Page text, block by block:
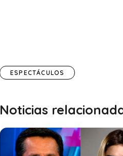
ESPECTÁCULOS
Noticias